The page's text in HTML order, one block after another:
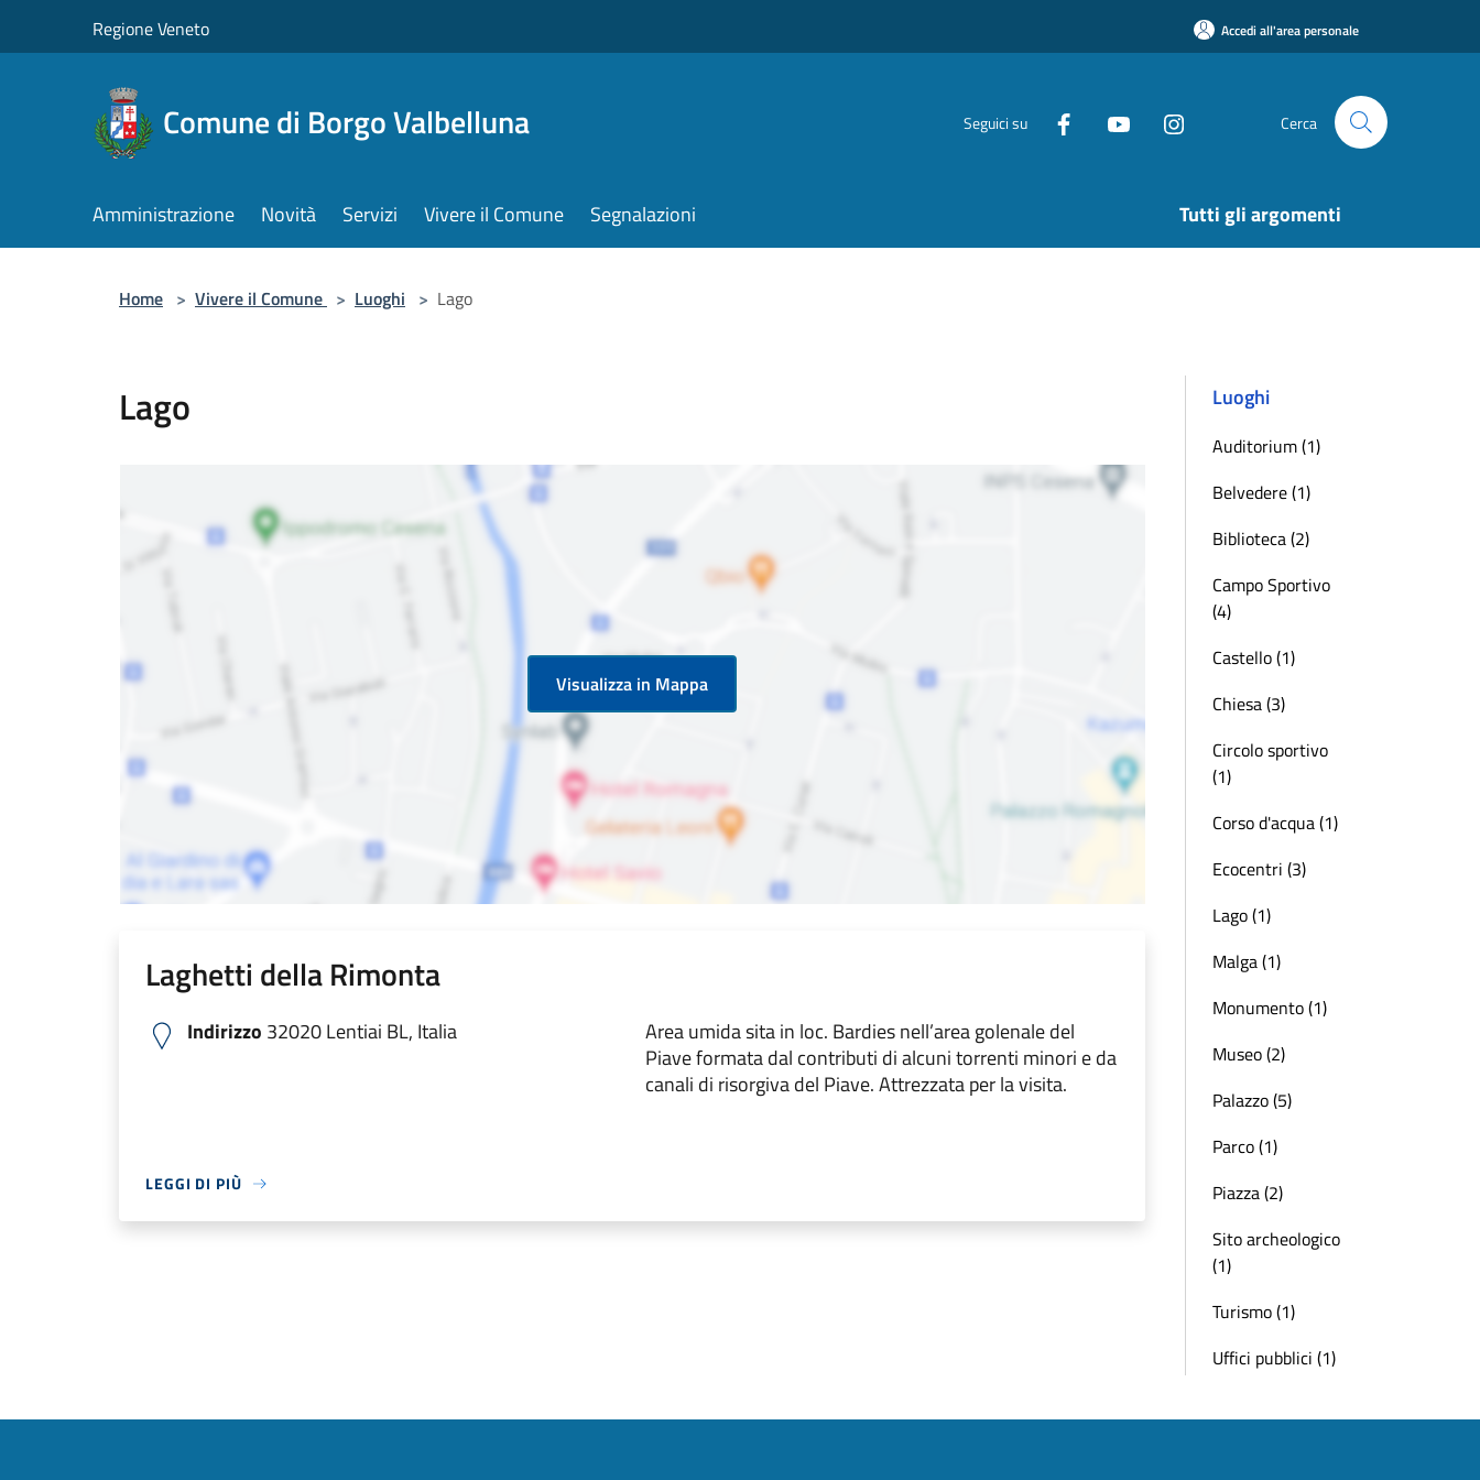
Regione Veneto Accedi all'area personale
Comune di Borgo Valbelluna Seguici su Cerca
Amministrazione Novità Servizi Vivere il Comune Segnalazioni Tutti gli argomenti
Home > Vivere il Comune > Luoghi > Lago
Lago
Visualizza in Mappa
Laghetti della Rimonta
Indirizzo 32020 Lentiai BL, Italia
Area umida sita in loc. Bardies nell’area golenale del
Piave formata dal contributi di alcuni torrenti minori e da
canali di risorgiva del Piave. Attrezzata per la visita.
LEGGI DI PIÙ
Luoghi
Auditorium (1)
Belvedere (1)
Biblioteca (2)
Campo Sportivo
(4)
Castello (1)
Chiesa (3)
Circolo sportivo
(1)
Corso d'acqua (1)
Ecocentri (3)
Lago (1)
Malga (1)
Monumento (1)
Museo (2)
Palazzo (5)
Parco (1)
Piazza (2)
Sito archeologico
(1)
Turismo (1)
Uffici pubblici (1)